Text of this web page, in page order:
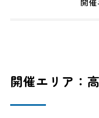
開催エリア：